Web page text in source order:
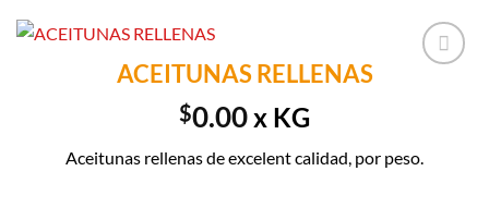
ACEITUNAS RELLENAS
$0.00x KG
Aceitunas rellenas de excelent calidad, por peso.